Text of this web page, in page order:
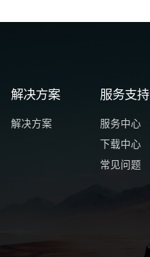
解决方案
解决方案
服务支持
服务中心
下载中心
常见问题